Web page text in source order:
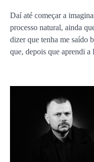
Daí até começar a
processo natural, ainda
dizer que tenha me saído
que, depois que aprendi a